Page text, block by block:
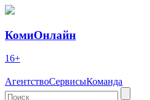
КомиОнлайн
16+
АгентствоСервисыКоманда